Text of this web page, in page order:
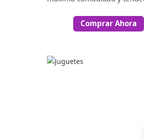
Comprar Ahora